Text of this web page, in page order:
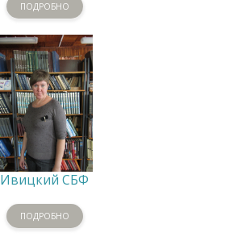
ПОДРОБНО
Ивицкий СБФ
ПОДРОБНО